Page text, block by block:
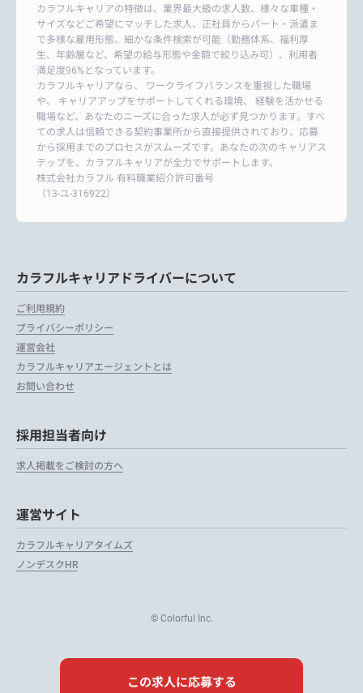
この求人に応募する
カラフルキャリアの特徴は、業界最大級の求人数、様々な車種・
サイズなどご希望にマッチした求人、正社員からパート・派遣ま
で多様な雇用形態、細かな条件検索が可能（勤務体系、福利厚
生、年齢層など、希望の給与形態や金額で絞り込み可）、利用者
満足度96%となっています。
カラフルキャリアなら、 ワークライフバランスを重視した職場
や、 キャリアアップをサポートしてくれる環境、 経験を活かせる
職場など、あなたのニーズに合った求人が必ず見つかります。すべ
ての求人は信頼できる契約事業所から直接提供されており、応募
から採用までのプロセスがスムーズです。あなたの次のキャリアス
テップを、カラフルキャリアが全力でサポートします。
株式会社カラフル 有料職業紹介許可番号
（13-ユ-316922）
カラフルキャリアドライバーについて
ご利用規約
プライバシーポリシー
運営会社
カラフルキャリアエージェントとは
お問い合わせ
採用担当者向け
求人掲載をご検討の方へ
運営サイト
カラフルキャリアタイムズ
ノンデスクHR
© Colorful Inc.